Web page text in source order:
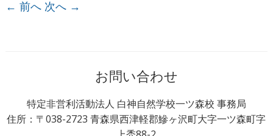
← 前へ 次へ →
お問い合わせ
特定非営利活動法人 白神自然学校一ツ森校 事務局
住所：〒038-2723 青森県西津軽郡鰺ヶ沢町大字一ツ森町字